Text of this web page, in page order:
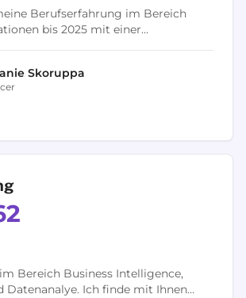
Berufserfahrung im Bereich
bis 2025 mit einer
(Führungskräfte, Fachkräfte,...
Skoruppa
Bereich Business Intelligence,
Datenanalye. Ich finde mit Ihnen